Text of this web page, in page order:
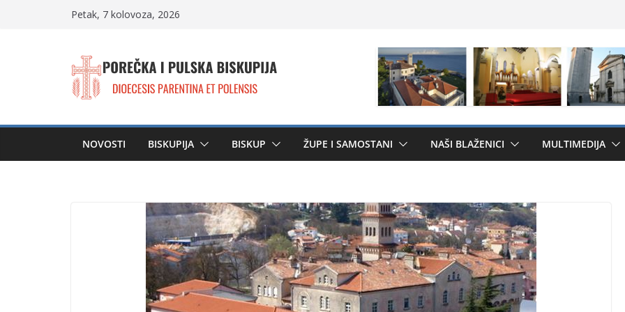
Petak, 7 kolovoza, 2026
NOVOSTI BISKUPIJA BISKUP ŽUPE I SAMOSTANI NAŠI BLAŽENICI MULTIMEDIJA